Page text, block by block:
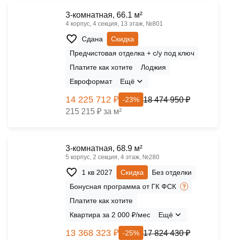
3-комнатная, 66.1 м²
4 корпус, 4 секция, 13 этаж, №801
Сдана
Скидка
Предчистовая отделка + с/у под ключ
Платите как хотите
Лоджия
Евроформат
Ещё
14 225 712 ₽ -23% 18 474 950 ₽
215 215 ₽ за м²
3-комнатная, 68.9 м²
5 корпус, 2 секция, 4 этаж, №280
1 кв 2027 Скидка
Без отделки
Бонусная программа от ГК ФСК
Платите как хотите
Квартира за 2 000 ₽/мес
Ещё
13 368 323 ₽ -25% 17 824 430 ₽